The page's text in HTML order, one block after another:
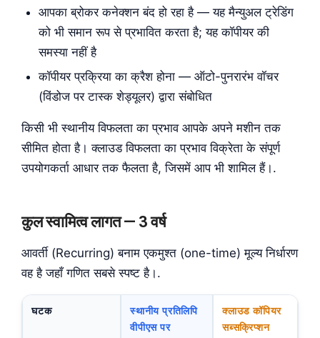
आपका ब्रोकर कनेक्शन बंद हो रहा है — यह मैन्युअल ट्रेडिंग
को भी समान रूप से प्रभावित करता है; यह कॉपीयर की
समस्या नहीं है
कॉपीयर प्रक्रिया का क्रैश होना — ऑटो-पुनरारंभ वॉचर
(विंडोज पर टास्क शेड्यूलर) द्वारा संबोधित
किसी भी स्थानीय विफलता का प्रभाव आपके अपने मशीन तक
सीमित होता है। क्लाउड विफलता का प्रभाव विक्रेता के संपूर्ण
उपयोगकर्ता आधार तक फैलता है, जिसमें आप भी शामिल हैं।.
कुल स्वामित्व लागत — 3 वर्ष
आवर्ती (Recurring) बनाम एकमुश्त (one-time) मूल्य निर्धारण
वह है जहाँ गणित सबसे स्पष्ट है।.
घटक
स्थानीय प्रतिलिपि
वीपीएस पर
क्लाउड कॉपियर
सब्सक्रिप्शन